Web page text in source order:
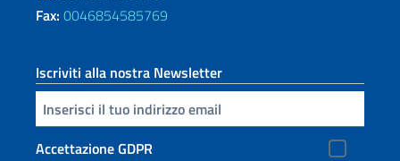
Fax: 0046854585769
Iscriviti alla nostra Newsletter
Inserisci la tua email
Accettazione GDPR